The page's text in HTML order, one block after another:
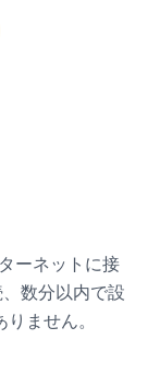
ーネットに接
数分以内で設
ません。